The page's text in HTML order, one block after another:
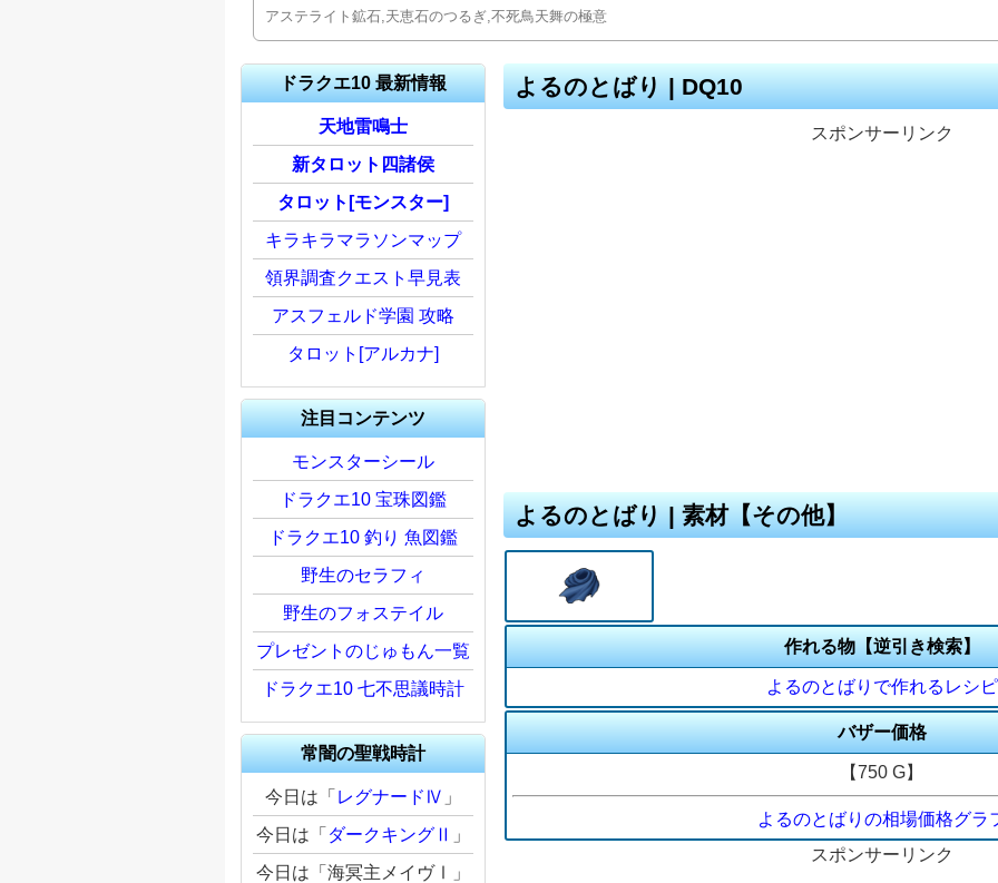
よるのとばり | DQ10
スポンサーリンク
よるのとばり | 素材【その他】
作れる物【逆引き検索】
よるのとばりで作れるレシピ
バザー価格
【750 G】
よるのとばりの相場価格グラ
スポンサーリンク
ドラクエ10 最新情報
天地雷鳴士
新タロット四諸侯
タロット[モンスター]
キラキラマラソンマップ
領界調査クエスト早見表
アスフェルド学園 攻略
タロット[アルカナ]
注目コンテンツ
モンスターシール
ドラクエ10 宝珠図鑑
ドラクエ10 釣り 魚図鑑
野生のセラフィ
野生のフォステイル
プレゼントのじゅもん一覧
ドラクエ10 七不思議時計
常闇の聖戦時計
今日は「 レグナードⅣ 」
今日は「 ダークキングⅡ
」
今日は「海冥主メイヴⅠ」